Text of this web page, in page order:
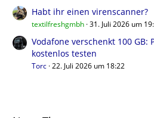
Habt ihr einen virenscanner?
textilfreshgmbh 31. Juli 2026 um
Vodafone verschenkt 100 GB:
kostenlos testen
Torc 22. Juli 2026 um 18:22